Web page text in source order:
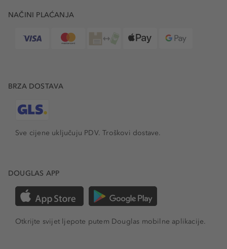
NAČINI PLAĆANJA
BRZA DOSTAVA
Sve cijene uključuju PDV.Troškovi dostave.
DOUGLAS APP
Otkrijte svijet ljepote putem Douglas mobilne aplikacije.